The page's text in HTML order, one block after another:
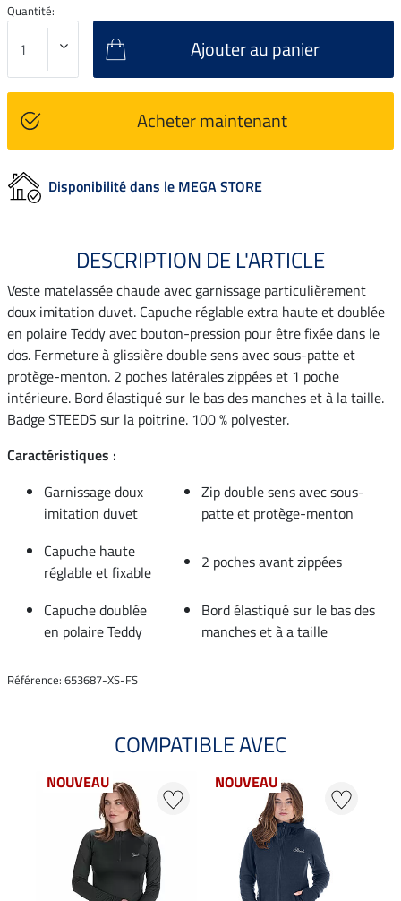
Quantité:
Ajouter au panier
Acheter maintenant
Disponibilité dans le MEGA STORE
DESCRIPTION DE L'ARTICLE
Veste matelassée chaude avec garnissage particulièrement
doux imitation duvet. Capuche réglable extra haute et doublée
en polaire Teddy avec bouton-pression pour être fixée dans le
dos. Fermeture à glissière double sens avec sous-patte et
protège-menton. 2 poches latérales zippées et 1 poche
intérieure. Bord élastiqué sur le bas des manches et à la taille.
Badge STEEDS sur la poitrine. 100 % polyester.
Caractéristiques :
Garnissage doux
imitation duvet
Zip double sens avec sous-
patte et protège-menton
Capuche haute
réglable et fixable
2 poches avant zippées
Capuche doublée
en polaire Teddy
Bord élastiqué sur le bas des
manches et à a taille
Référence: 653687-XS-FS
COMPATIBLE AVEC
NOUVEAU NOUVEAU